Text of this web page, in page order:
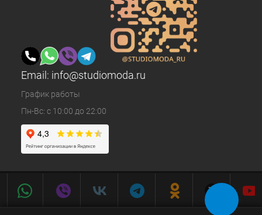
Email: info@studiomoda.ru
График работы
Пн-Вс: с 10:00 до 22:00